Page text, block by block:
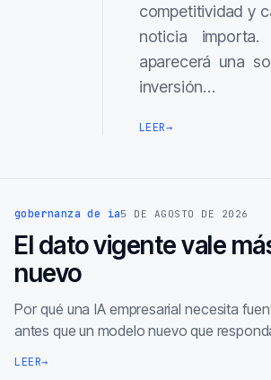
competitividad y
noticia
aparecerá una
inversión…
LEER→
gobernanza de ia5 DE AGOSTO DE 2026
El dato vigente vale
nuevo
Por qué una IA empresarial necesita
antes que un modelo nuevo que
LEER→